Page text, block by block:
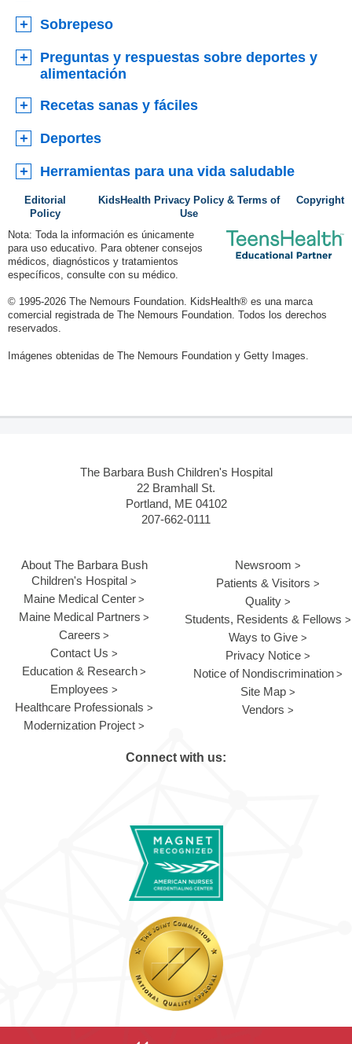
Sobrepeso
Preguntas y respuestas sobre deportes y
alimentación
Recetas sanas y fáciles
Deportes
Herramientas para una vida saludable
Editorial
Policy
KidsHealth Privacy Policy & Terms of
Use
Copyright
Nota: Toda la información es únicamente
para uso educativo. Para obtener consejos
médicos, diagnósticos y tratamientos
específicos, consulte con su médico.
© 1995-2026 The Nemours Foundation. KidsHealth® es una marca
comercial registrada de The Nemours Foundation. Todos los derechos
reservados.
Imágenes obtenidas de The Nemours Foundation y Getty Images.
The Barbara Bush Children's Hospital
22 Bramhall St.
Portland, ME 04102
207-662-0111
About The Barbara Bush
Children's Hospital
Maine Medical Center
Maine Medical Partners
Careers
Contact Us
Education & Research
Employees
Healthcare Professionals
Modernization Project
Newsroom
Patients & Visitors
Quality
Students, Residents & Fellows
Ways to Give
Privacy Notice
Notice of Nondiscrimination
Site Map
Vendors
Connect with us: